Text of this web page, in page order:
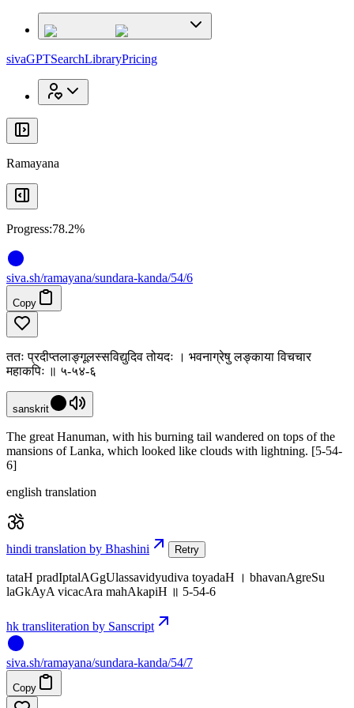
sivaGPTSearchLibraryPricing
Ramayana
Progress:78.2%
siva.sh/ramayana/sundara-kanda/54/6
Copy
ततः प्रदीप्तलाङ्गूलस्सविद्युदिव तोयदः । भवनाग्रेषु लङ्काया विचचार
महाकपिः ॥ ५-५४-६
sanskrit
The great Hanuman, with his burning tail wandered on tops of the
mansions of Lanka, which looked like clouds with lightning. [5-54-
6]
english translation
hindi translation by Bhashini Retry
tataH pradIptalAGgUlassavidyudiva toyadaH । bhavanAgreSu
laGkAyA vicacAra mahAkapiH ॥ 5-54-6
hk transliteration by Sanscript
siva.sh/ramayana/sundara-kanda/54/7
Copy